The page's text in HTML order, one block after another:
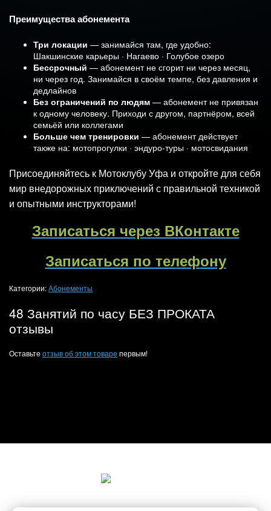
Преимущества абонемента
Три локации — занимайся там, где удобно:
Шакшинские карьеры · Нагаево · Голубое озеро
Бессрочный — абонемент не сгорит ни через месяц,
ни через год. Занимайся в своём темпе, без давления и
дедлайнов
Без ограничений по людям — абонемент не привязан
к одному человеку. Приходи с другом, партнёром, всей
семьёй или коллегами
Больше чем тренировки — абонемент действует
также на: мотопрогулки · эндуро-туры · мотосвидания
Присоединяйтесь к Мотоклубу Уфа и откройте для себя
мир внедорожных приключений с правильной техникой
и опытными инструкторами!
Записаться через ВКонтакте
Записаться по телефону
Категории:Абонементы
48 Занятий по часу БЕЗ ПРОКАТА
отзывы
Оставьте отзыв об этом товаре первым!